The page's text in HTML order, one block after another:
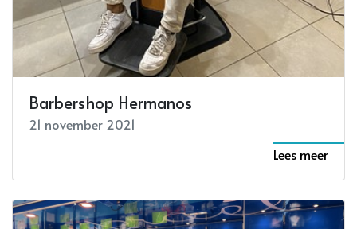
Barbershop Hermanos
21 november 2021
Lees meer